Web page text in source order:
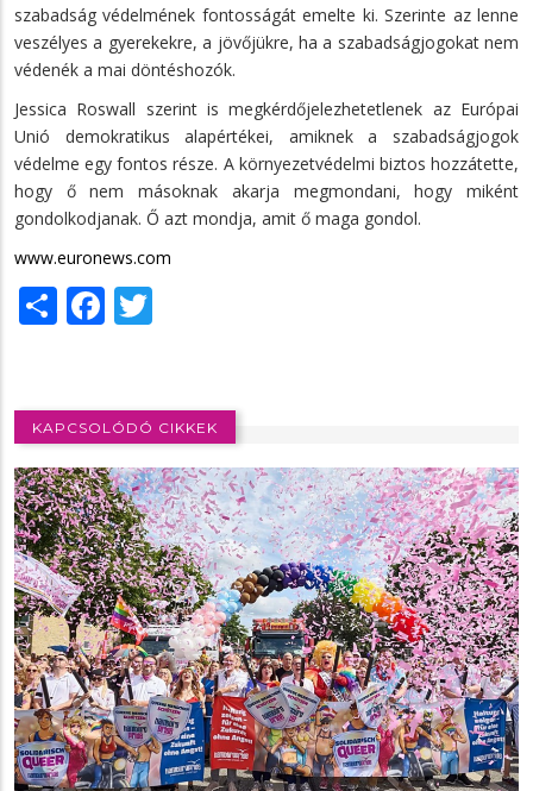
szabadság védelmének fontosságát emelte ki. Szerinte az lenne
veszélyes a gyerekekre, a jövőjükre, ha a szabadságjogokat nem
védenék a mai döntéshozók.
Jessica Roswall szerint is megkérdőjelezhetetlenek az Európai
Unió demokratikus alapértékei, amiknek a szabadságjogok
védelme egy fontos része. A környezetvédelmi biztos hozzátette,
hogy ő nem másoknak akarja megmondani, hogy miként
gondolkodjanak. Ő azt mondja, amit ő maga gondol.
www.euronews.com
ShareFacebook
KAPCSOLÓDÓ CIKKEK